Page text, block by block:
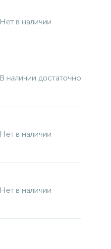
Нет в наличии
В наличии достаточно
Нет в наличии
Нет в наличии